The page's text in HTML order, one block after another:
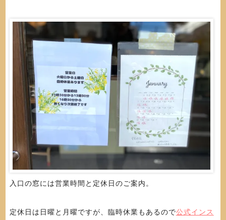
入口の窓には営業時間と定休日のご案内。
定休日は日曜と月曜ですが、臨時休業もあるので公式インス